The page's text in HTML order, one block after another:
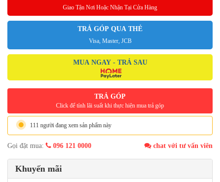
Giao Tận Nơi Hoặc Nhận Tại Cửa Hàng
TRẢ GÓP QUA THẺ
Visa, Master, JCB
MUA NGAY - TRẢ SAU
TRẢ GÓP
Click để tính lãi suất khi thực hiện mua trả góp
111 người đang xem sản phẩm này
Gọi đặt mua: 096 121 0000 chat với tư vấn viên
Khuyến mãi